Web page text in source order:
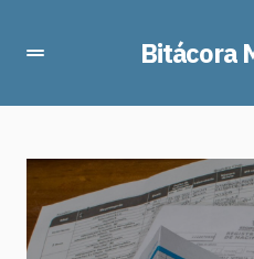
Bitácora